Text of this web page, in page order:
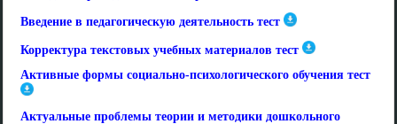
Введение в педагогическую деятельность тест
Корректура текстовых учебных материалов тест
Активные формы социально-психологического обучения тест
Актуальные проблемы теории и методики дошкольного